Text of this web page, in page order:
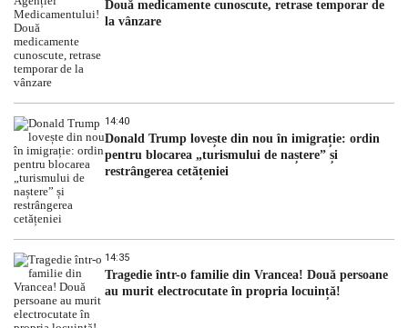
Două medicamente cunoscute, retrase temporar de
la vânzare
14:40
Donald Trump lovește din nou în imigrație: ordin
pentru blocarea „turismului de naștere” și
restrângerea cetățeniei
14:35
Tragedie într-o familie din Vrancea! Două persoane
au murit electrocutate în propria locuință!